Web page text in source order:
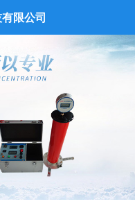
限公司